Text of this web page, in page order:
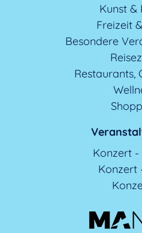
Kunst &
Freizeit
Besondere
Restaurants,
Konzert -
Konzert